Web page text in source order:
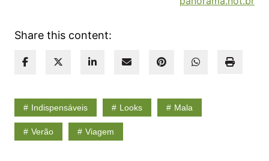
Share this content:
Indispensáveis Looks Mala
Verão Viagem